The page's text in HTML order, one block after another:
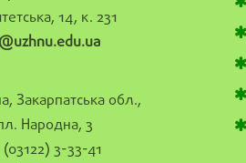
14, к. 231
Закарпатська обл.,
Народна, 3
3-33-41